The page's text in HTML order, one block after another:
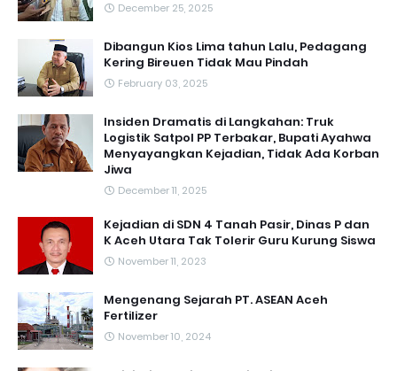
December 25, 2025
Dibangun Kios Lima tahun Lalu, Pedagang
Kering Bireuen Tidak Mau Pindah
February 03, 2025
Insiden Dramatis di Langkahan: Truk
Logistik Satpol PP Terbakar, Bupati Ayahwa
Menyayangkan Kejadian, Tidak Ada Korban
Jiwa
December 11, 2025
Kejadian di SDN 4 Tanah Pasir, Dinas P dan
K Aceh Utara Tak Tolerir Guru Kurung Siswa
November 11, 2023
Mengenang Sejarah PT. ASEAN Aceh
Fertilizer
November 10, 2024